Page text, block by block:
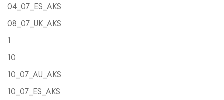
04_07_ES_AKS
08_07_UK_AKS
1
10
10_07_AU_AKS
10_07_ES_AKS